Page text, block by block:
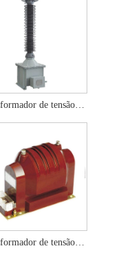
Transformador de tensão de resina fundida 10KV